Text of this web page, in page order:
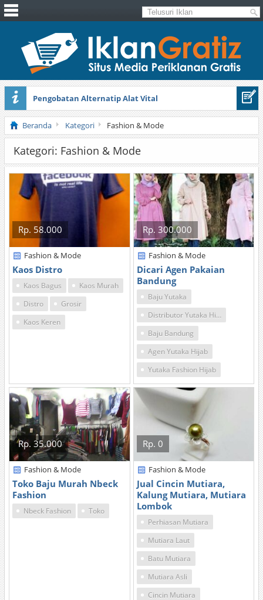
Pengobatan Alternatip Alat Vital
Pita Cantik Pesona
Beranda Kategori Fashion & Mode
Kategori: Fashion & Mode
Rp. 58.000
Fashion & Mode
Kaos Distro
Kaos Bagus
Kaos Murah
Distro
Grosir
Kaos Keren
Rp. 300.000
Fashion & Mode
Dicari Agen Pakaian
Bandung
Baju Yutaka
Distributor Yutaka Hijab
Baju Bandung
Agen Yutaka Hijab
Yutaka Fashion Hijab
Rp. 35.000
Fashion & Mode
Toko Baju Murah Nbeck
Fashion
Nbeck Fashion Toko
Rp. 0
Fashion & Mode
Jual Cincin Mutiara,
Kalung Mutiara, Mutiara
Lombok
Perhiasan Mutiara
Mutiara Laut
Batu Mutiara
Mutiara Asli
Cincin Mutiara